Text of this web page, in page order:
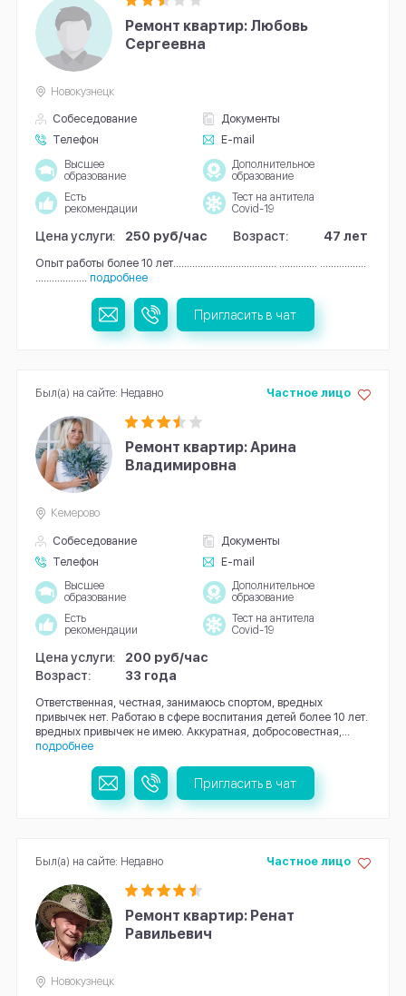
Ремонт квартир: Любовь
Сергеевна
Собеседование
Документы
Телефон
E-mail
Новокузнецк
Высшее
образование
Дополнительное
образование
Есть
рекомендации
Тест на антитела
Covid-19
Цена услуги: 250 руб/час Возраст: 47 лет
Опыт работы более 10 лет...................................... .............. .................
................... подробнее
Пригласить в чат
Ремонт квартир: Арина
Владимировна
Собеседование
Документы
Телефон
E-mail
Частное лицо
Кемерово
Высшее
образование
Дополнительное
образование
Есть
рекомендации
Тест на антитела
Covid-19
Цена услуги:
200 руб/час
Возраст:
33 года
Ответственная, честная, занимаюсь спортом, вредных
привычек нет. Работаю в сфере воспитания детей более 10 лет.
вредных привычек не имею. Аккуратная, добросовестная,...
подробнее
Был(а) на сайте: Недавно
Пригласить в чат
Ремонт квартир: Ренат
Равильевич
Частное лицо
Новокузнецк
Был(а) на сайте: Недавно